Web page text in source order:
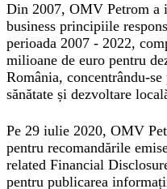
Din 2007, OMV Petrom a
business principiile
perioada 2007 - 2022,
milioane de euro pentru
România, concentrându-
sănătate și dezvoltare
Pe 29 iulie 2020, OMV
pentru recomandările
related Financial
pentru publicarea